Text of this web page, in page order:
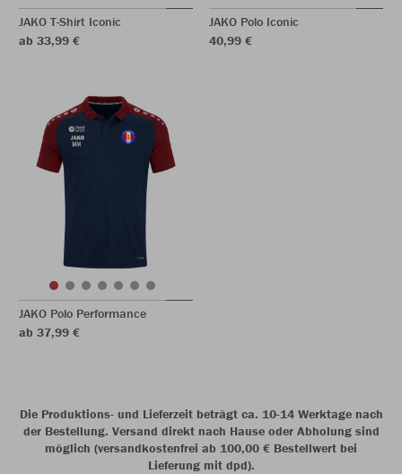
JAKO T-Shirt Iconic
ab 33,99 €
JAKO Polo Iconic
40,99 €
JAKO Polo Performance
ab 37,99 €
Die Produktions- und Lieferzeit beträgt ca. 10-14 Werktage nach
der Bestellung. Versand direkt nach Hause oder Abholung sind
möglich (versandkostenfrei ab 100,00 € Bestellwert bei
Lieferung mit dpd).